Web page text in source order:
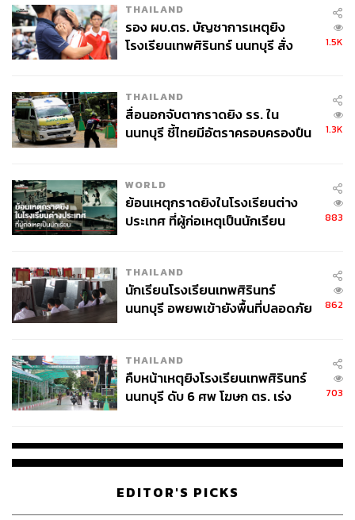
08.49 น. รุ้ง-ปนัสยา สิทธิจิรวัฒนกุล เดินผ่านแนวกั้นเข้าไป
เจรจากับตำรวจในแนวกั้นชั้น 2 โดยรุ้งระบุกับเจ้าหน้าที่ว่า
THAILAND
รอง ผบ.ตร. บัญชาการเหตุยิง
โรงเรียนเทพศิรินทร์ นนทบุรี สั่ง
1.5K
THAILAND
สื่อนอกจับตากราดยิง รร. ใน
นนทบุรี ชี้ไทยมีอัตราครอบครองปืน
1.3K
WORLD
ย้อนเหตุกราดยิงในโรงเรียนต่าง
ประเทศ ที่ผู้ก่อเหตุเป็นนักเรียน
883
THAILAND
นักเรียนโรงเรียนเทพศิรินทร์
นนทบุรี อพยพเข้ายังพื้นที่ปลอดภัย
862
THAILAND
คืบหน้าเหตุยิงโรงเรียนเทพศิรินทร์
นนทบุรี ดับ 6 ศพ โฆษก ตร. เร่ง
703
EDITOR'S PICKS